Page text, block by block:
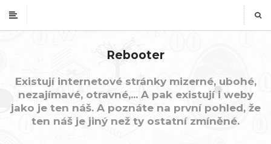
Rebooter
Existují internetové stránky mizerné, ubohé,
nezajímavé, otravné,... A pak existují i weby
jako je ten náš. A poznáte na první pohled, že
ten náš je jiný než ty ostatní zmíněné.